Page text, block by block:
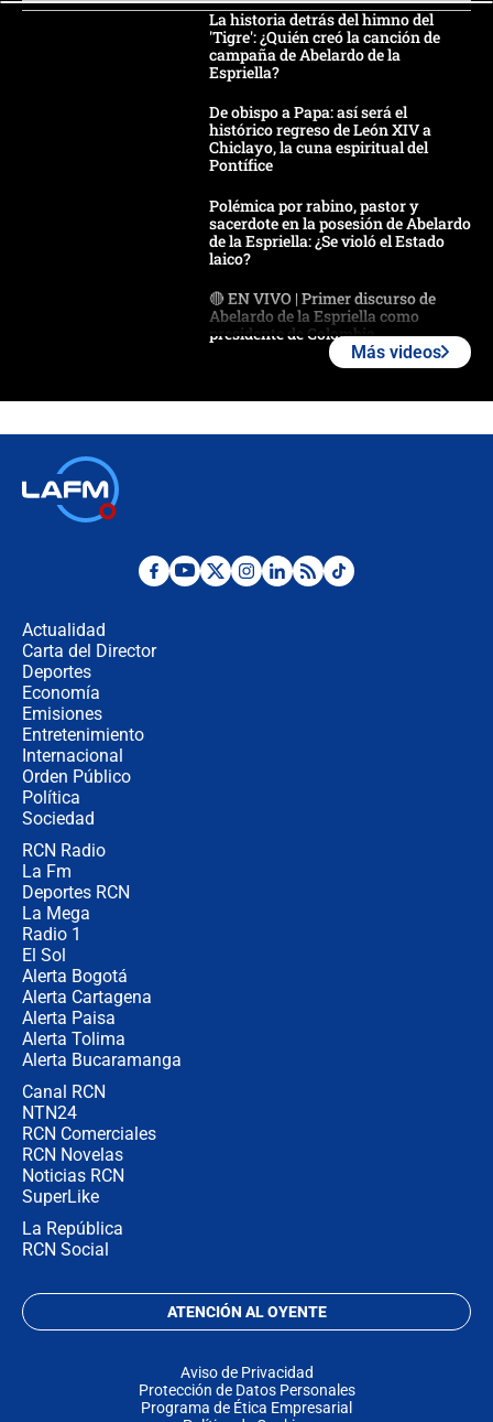
La historia detrás del himno del
'Tigre': ¿Quién creó la canción de
campaña de Abelardo de la
Espriella?
De obispo a Papa: así será el
histórico regreso de León XIV a
Chiclayo, la cuna espiritual del
Pontífice
Polémica por rabino, pastor y
sacerdote en la posesión de Abelardo
de la Espriella: ¿Se violó el Estado
laico?
🔴 EN VIVO | Primer discurso de
Abelardo de la Espriella como
presidente de Colombia
Desde dermatitis hasta infecciones:
Más videos
Actualidad
Carta del Director
Deportes
Economía
Emisiones
Entretenimiento
Internacional
Orden Público
Política
Sociedad
RCN Radio
La Fm
Deportes RCN
La Mega
Radio 1
El Sol
Alerta Bogotá
Alerta Cartagena
Alerta Paisa
Alerta Tolima
Alerta Bucaramanga
Canal RCN
NTN24
RCN Comerciales
RCN Novelas
Noticias RCN
SuperLike
La República
RCN Social
ATENCIÓN AL OYENTE
Aviso de Privacidad
Protección de Datos Personales
Programa de Ética Empresarial